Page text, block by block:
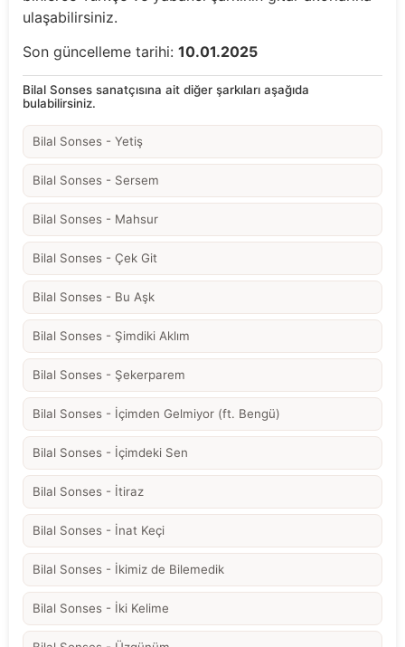
ulaşabilirsiniz.
Son güncelleme tarihi: 10.01.2025
Bilal Sonses sanatçısına ait diğer şarkıları aşağıda
bulabilirsiniz.
Bilal Sonses - Yetiş
Bilal Sonses - Sersem
Bilal Sonses - Mahsur
Bilal Sonses - Çek Git
Bilal Sonses - Bu Aşk
Bilal Sonses - Şimdiki Aklım
Bilal Sonses - Şekerparem
Bilal Sonses - İçimden Gelmiyor (ft. Bengü)
Bilal Sonses - İçimdeki Sen
Bilal Sonses - İtiraz
Bilal Sonses - İnat Keçi
Bilal Sonses - İkimiz de Bilemedik
Bilal Sonses - İki Kelime